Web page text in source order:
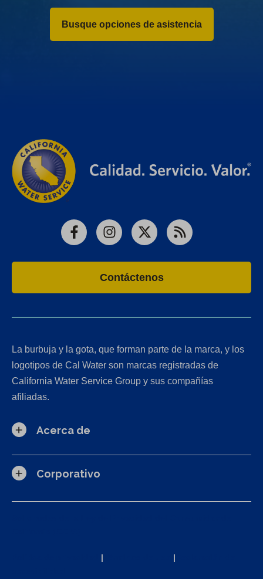
Busque opciones de asistencia
FacebookInstagram
X RSS
Contáctenos
La burbuja y la gota, que forman parte de la marca, y los
logotipos de Cal Water son marcas registradas de
California Water Service Group y sus compañías
afiliadas.
Acerca de
Corporativo
| |